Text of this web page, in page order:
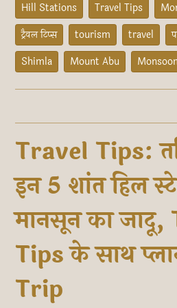
Hill Stations Travel Tips
ट्रैवल टिप्स
tourism travel
Shimla
Mount Abu
Travel Tips:
इन 5 शांत हिल
मानसून का
Tips के साथ
Trip